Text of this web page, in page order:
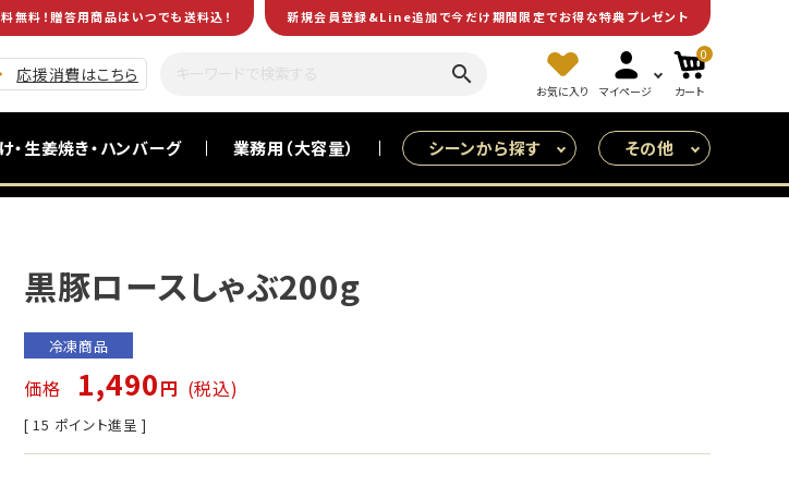
料！贈答用商品はいつでも送料込！ 新規会員登録&Line追加で今だけ期間限定でお得な特典プレゼント
応援消費はこちら search
お気に入り マイページ
0
カート
・生姜焼き・ハンバーグ 業務用（大容量） シーンから探す その他
黒豚ロースしゃぶ200g
冷凍商品
価格 1,490 税込
[ 15 ポイント進呈 ]